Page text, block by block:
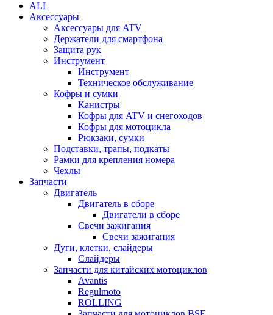
ALL
Аксессуары
Аксессуары для ATV
Держатели для смартфона
Защита рук
Инструмент
Инструмент
Техническое обслуживание
Кофры и сумки
Канистры
Кофры для ATV и снегоходов
Кофры для мотоцикла
Рюкзаки, сумки
Подставки, трапы, подкаты
Рамки для крепления номера
Чехлы
Запчасти
Двигатель
Двигатель в сборе
Двигатели в сборе
Свечи зажигания
Свечи зажигания
Дуги, клетки, слайдеры
Слайдеры
Запчасти для китайских мотоциклов
Avantis
Regulmoto
ROLLING